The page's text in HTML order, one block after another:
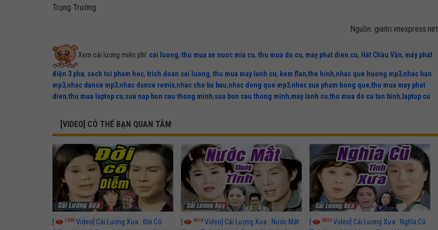
Trọng Trường
Nguồn: giaitri.vnexpress.net
Xem cải lương miễn phí: cai luong, thu mua xe nuoc mia cu, thu mua do cu, may phat dien cu, Hát Chầu Văn, máy phát
điện 3 pha, sach toi pham hoc, trich doan cai luong, thu mua may lanh cu, kem flan,the hinh,nhac que huong mp3,nhac han
mp3,nhac dance mp3,nhac dance remix,nhac cho ba bau,nhac dong que mp3,nhac xua pham hong que,thu mua may phat
dien,thu mua laptop cu,sua nap bon cau thong minh,sua bon cau thong minh,may lanh cu,thu mua do cu tan binh, laptop cu
[VIDEO] CÓ THỂ BẠN QUAN TÂM
7665 Video] Cải Lương Xưa : Đời Cô
6918 Video] Cải Lương Xưa : Nước Mắt
6055 Video] Cải Lương Xưa : Nghĩa Cũ